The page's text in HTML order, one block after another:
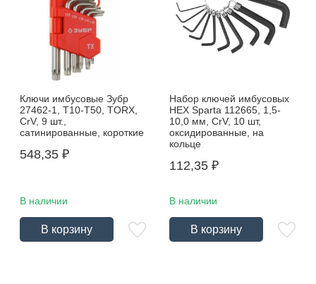
Ключи имбусовые Зубр
27462-1, Т10-Т50, TORX,
CrV, 9 шт.,
сатинированные, короткие
548,35 ₽
В наличии
В корзину
Набор ключей имбусовых
HEX Sparta 112665, 1,5-
10,0 мм, CrV, 10 шт,
оксидированные, на
кольце
112,35 ₽
В наличии
В корзину